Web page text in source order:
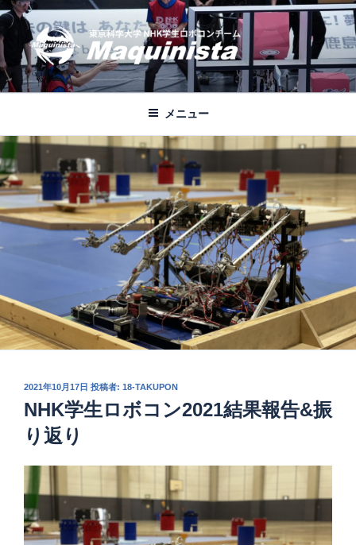
コ
ン
テ
ン
ツ
キ
ッ
プ
MAQUINISTA
東京科学大学NHKロボコンチーム公式ブログ
メニュー
投
日:
2021年10月17日 投稿者: 18-TAKUPON
NHK学生ロボコン2021結果報告&振
り返り